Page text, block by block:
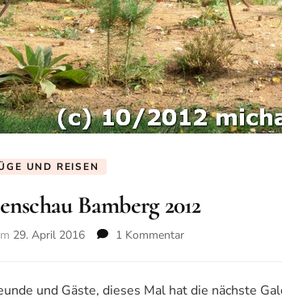
UND REISEN
Bamberg 2012
29. April 2016 1 Kommentarzu
2012
und Gäste, dieses Mal hat die nächste